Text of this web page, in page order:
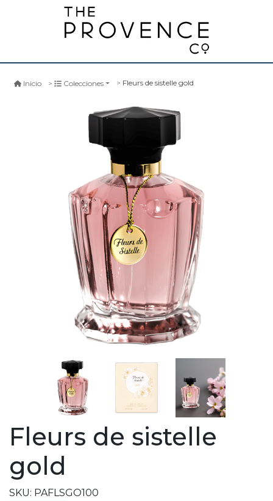
Inicio Colecciones Fleurs de sistelle gold
Fleurs de sistelle
gold
SKU: PAFLSGO100